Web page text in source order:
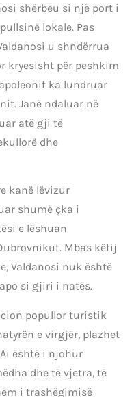
shërbeu si një port i
lokale. Pas
u shndërrua
kryesisht për peshkim
ka lundruar
Janë ndaluar në
atë gji të
dhe
kanë lëvizur
shumë çka i
e lëshuan
Mbas këtij
Valdanosi nuk është
si gjiri i natës.
popullor turistik
e virgjër, plazhet
është i njohur
dhe të vjetra, të
i trashëgimisë